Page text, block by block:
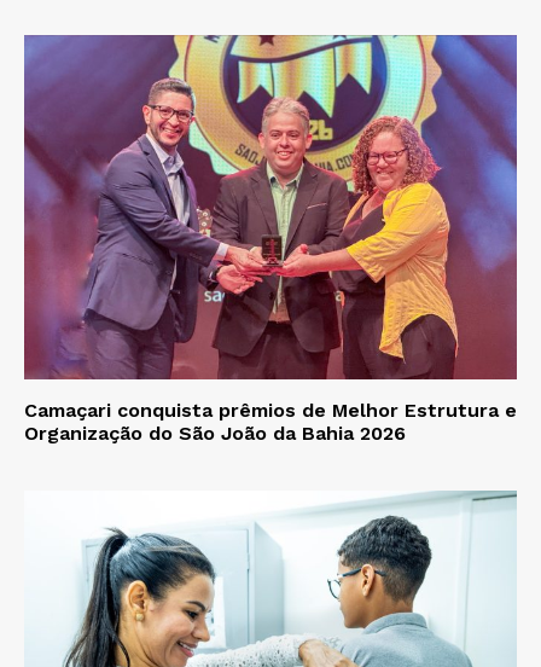
Camaçari conquista prêmios de Melhor Estrutura e
Organização do São João da Bahia 2026